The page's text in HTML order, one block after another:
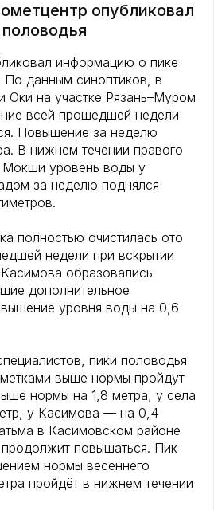
опубликовал
информацию о пике
По данным синоптиков, в
Оки на участке Рязань–Муром
всей прошедшей недели
Повышение за неделю
В нижнем течении правого
уровень воды у
за неделю поднялся
полностью очистилась ото
недели при вскрытии
образовались
дополнительное
уровня воды на 0,6
пики половодья
выше нормы пройдут
нормы на 1,8 метра, у села
у Касимова — на 0,4
в Касимовском районе
повышаться. Пик
нормы весеннего
пройдёт в нижнем течении